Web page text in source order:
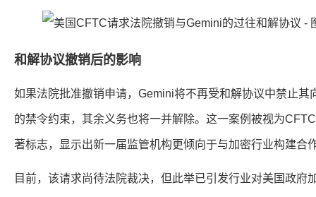
和解协议撤销后的影响
如果法院批准撤销申请，Gemini将不再受和解协议中禁止其
的禁令约束，其余义务也将一并解除。这一案例被视为
著标志，显示出新一届监管机构更倾向于与加密行业构建合
目前，该请求尚待法院裁决，但此举已引发行业对美国政府